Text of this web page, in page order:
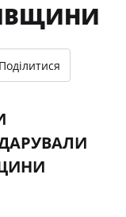
Поділитися